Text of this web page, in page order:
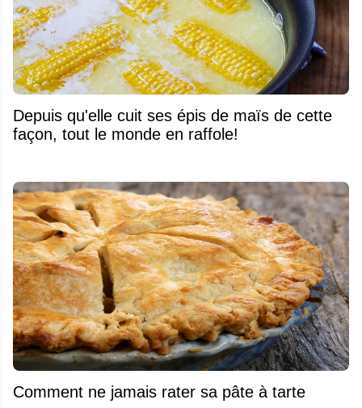
Depuis qu'elle cuit ses épis de maïs de cette
façon, tout le monde en raffole!
Comment ne jamais rater sa pâte à tarte